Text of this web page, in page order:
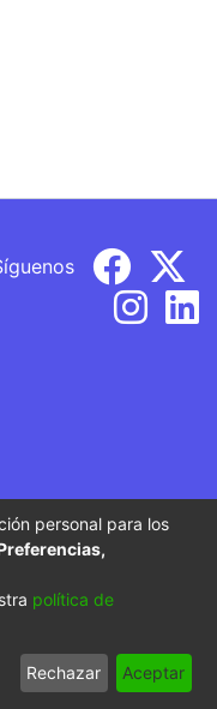
de Educación
y vigilancia
Nacional.
User
Send
Feedback
personal para los
política de
Rechazar Aceptar